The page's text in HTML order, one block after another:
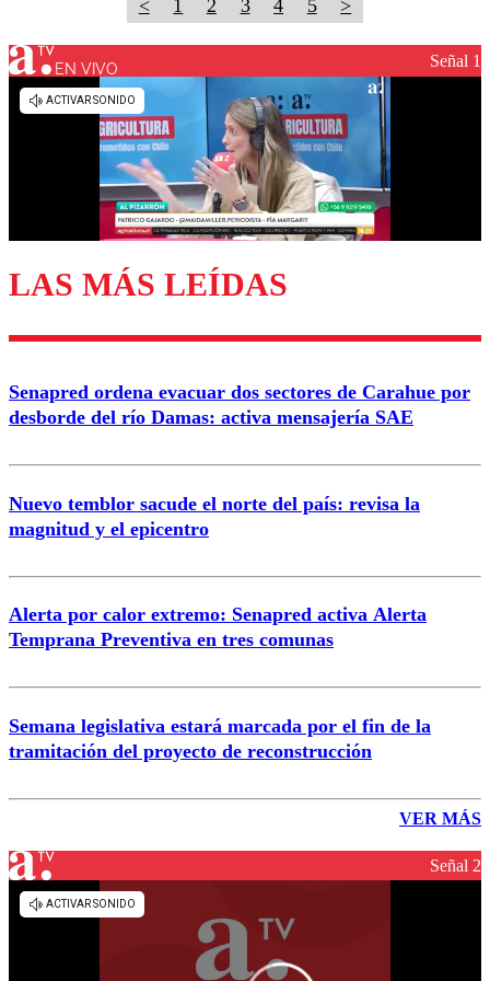
< 1 2 3 4 5 >
EN VIVO Señal 1
LAS MÁS LEÍDAS
Senapred ordena evacuar dos sectores de Carahue por
desborde del río Damas: activa mensajería SAE
Nuevo temblor sacude el norte del país: revisa la
magnitud y el epicentro
Alerta por calor extremo: Senapred activa Alerta
Temprana Preventiva en tres comunas
Semana legislativa estará marcada por el fin de la
tramitación del proyecto de reconstrucción
VER MÁS
Señal 2